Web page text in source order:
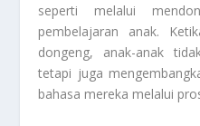
seperti melalui
pembelajaran anak.
dongeng, anak-anak
tetapi juga
bahasa mereka melalui